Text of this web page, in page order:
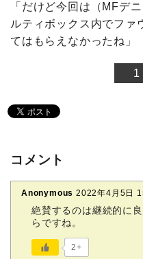
「だけど今回は（MFデ
ルティボックス内でファ
てはもらえなかったね」
1
コメント
Anonymous 2022年4月5日
絶賛するのは継続的に
らですね。
2+